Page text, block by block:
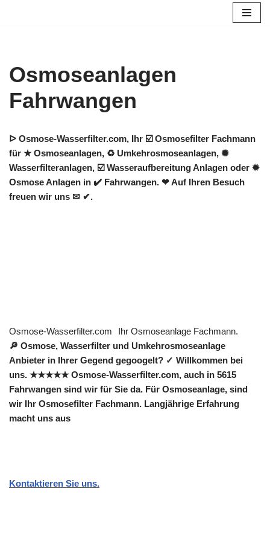
Osmoseanlagen
Fahrwangen
ᐅ Osmose-Wasserfilter.com, Ihr ☑️ Osmosefilter Fachmann
für ★ Osmoseanlagen, ♻ Umkehrosmoseanlagen, ✺
Wasserfilteranlagen, ☑️ Wasseraufbereitung Anlagen oder ✹
Osmose Anlagen in ✔️ Fahrwangen. ❤ Auf Ihren Besuch
freuen wir uns ✉ ✔.
Osmose-Wasserfilter.com
Ihr Osmoseanlage Fachmann.
🔎 Osmose, Wasserfilter und Umkehrosmoseanlage
Anbieter in Ihrer Gegend gegoogelt? ✓ Willkommen bei
uns. ★★★★★ Osmose-Wasserfilter.com, auch in 5615
Fahrwangen sind wir für Sie da. Für Osmoseanlage, sind
wir Ihr Osmosefilter Fachmann. Langjährige Erfahrung
macht uns aus
Kontaktieren Sie uns.